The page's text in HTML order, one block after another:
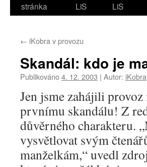
webu
stránka
LiS
LiS
← iKobra v provozu
Skandál: kdo je
Publikováno4. 12. 2003 | Autor: iKobra
Jen jsme zahájili
prvnímu skandálu! Z
důvěrného charakteru.
vysvětlovat svým
manželkám,“ uvedl